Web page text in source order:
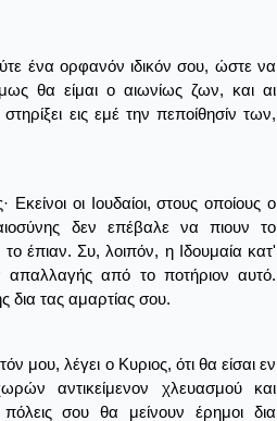
ένα ορφανόν ιδικόν σου, ώστε να
θα είμαι ο αιωνίως ζων, και αι
εις εμέ την πεποίθησίν των,
Εκείνοι οι Ιουδαίοι, στους οποίους ο
δεν επέβαλε να πιουν το
έπιαν. Συ, λοιπόν, η Ιδουμαία κατ'
από το ποτήριον αυτό.
τας αμαρτίας σου.
μου, λέγει ο Κυριος, ότι θα είσαι εν
αντικείμενον χλευασμού και
σου θα μείνουν έρημοι δια